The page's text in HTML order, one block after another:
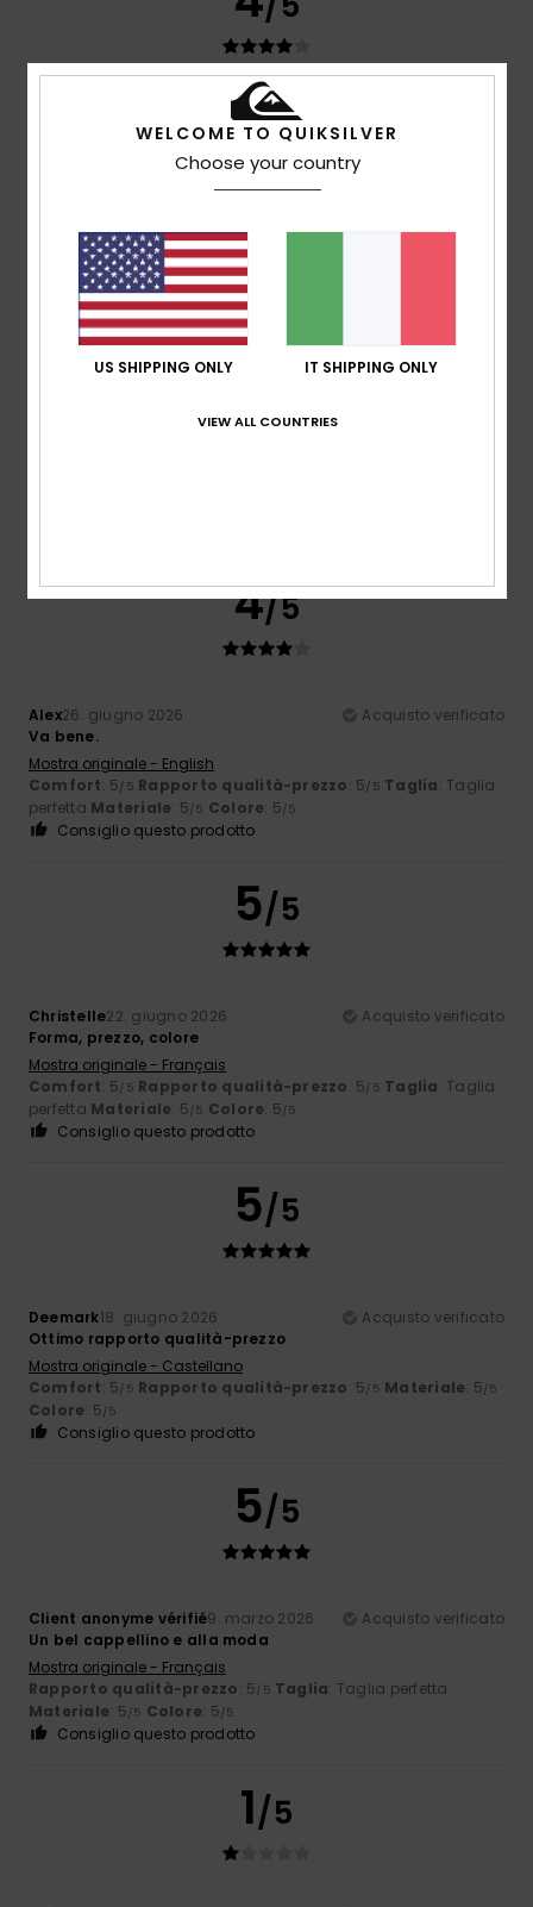
Perfetto, va tutto bene
Mostra originale - Deutsch
Consiglio questo prodotto
5
4/5
Alex26. giugno 2026
Acquisto verificato
Va bene.
Mostra originale - English
Comfort: 5/5 Rapporto qualità-prezzo: 5/5 Taglia: Taglia
perfetta Materiale: 5/5 Colore: 5/5
Consiglio questo prodotto
5/5
Christelle22. giugno 2026
Acquisto verificato
Forma, prezzo, colore
Mostra originale - Français
Comfort: 5/5 Rapporto qualità-prezzo: 5/5 Taglia: Taglia
perfetta Materiale: 5/5 Colore: 5/5
Consiglio questo prodotto
5/5
Deemark18. giugno 2026
Acquisto verificato
Ottimo rapporto qualità-prezzo
Mostra originale - Castellano
Comfort: 5/5 Rapporto qualità-prezzo: 5/5 Materiale: 5/5
Colore: 5/5
Consiglio questo prodotto
5/5
Client anonyme vérifié9. marzo 2026
Acquisto verificato
Un bel cappellino e alla moda
Mostra originale - Français
Rapporto qualità-prezzo: 5/5 Taglia: Taglia perfetta
Materiale: 5/5 Colore: 5/5
Consiglio questo prodotto
1/5
WELCOME TO QUIKSILVER
Choose your country
US SHIPPING ONLY IT SHIPPING ONLY
VIEW ALL COUNTRIES